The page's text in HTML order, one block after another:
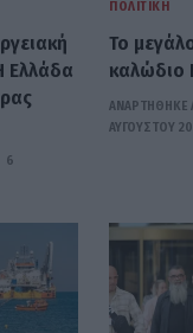
Ελλάδα
6
ΠΟΛΙΤΙΚΉ
Το
καλώδιο
ΑΝΑΡΤΗΘΗΚΕ
ΑΥΓΟΎΣΤΟΥ